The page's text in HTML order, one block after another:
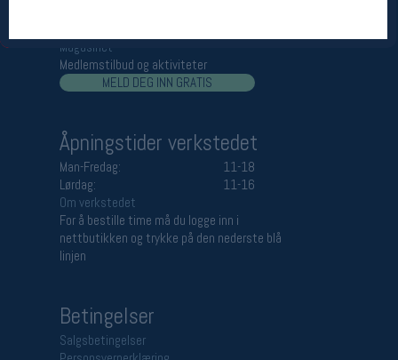
Magasinet
Medlemstilbud og aktiviteter
MELD DEG INN GRATIS
Åpningstider verkstedet
Man-Fredag:
11-18
Lørdag:
11-16
Om verkstedet
For å bestille time må du logge inn i
nettbutikken og trykke på den nederste blå
linjen
Betingelser
Salgsbetingelser